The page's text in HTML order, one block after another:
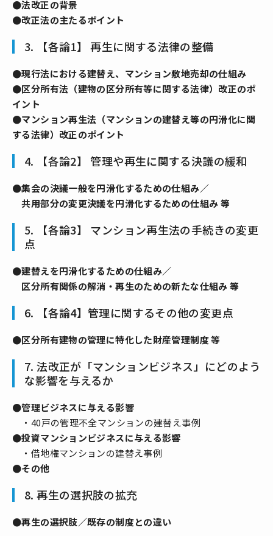
●法改正の背景
●改正法の主たるポイント
3. 【各論1】 再生に関する法律の整備
●現行法における建替え、マンション敷地売却の仕組み
●区分所有法（建物の区分所有等に関する法律）改正のポ
イント
●マンション再生法（マンションの建替え等の円滑化に関
する法律）改正のポイント
4. 【各論2】 管理や再生に関する決議の緩和
●集会の決議一般を円滑化するための仕組み／
共用部分の変更決議を円滑化するための仕組み 等
5. 【各論3】 マンション再生法の手続きの変更
点
●建替えを円滑化するための仕組み／
区分所有関係の解消・再生のための新たな仕組み 等
6. 【各論4】管理に関するその他の変更点
●区分所有建物の管理に特化した財産管理制度 等
7. 法改正が「マンションビジネス」にどのよう
な影響を与えるか
●管理ビジネスに与える影響
・40戸の管理不全マンションの建替え事例
●投資マンションビジネスに与える影響
・借地権マンションの建替え事例
●その他
8. 再生の選択肢の拡充
●再生の選択肢／既存の制度との違い